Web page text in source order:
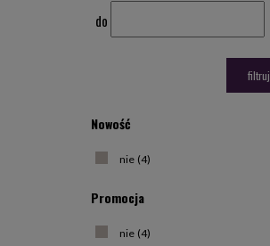
do
filtruj
Nowość
nie (4)
Promocja
nie (4)